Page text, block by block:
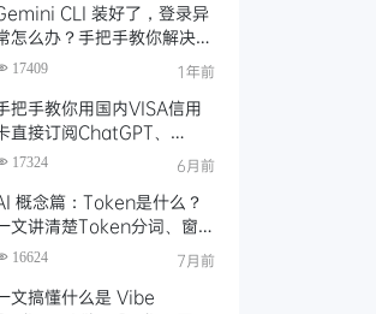
CLI 装好了，登录异
怎么办？手把手教你解决
CLI 登录问题
17409 1年前
把手教你用国内VISA信用
直接订阅ChatGPT、
、Google Gemini
17324 6月前
概念篇：Token是什么？
文讲清楚Token分词、窗
、计费与常用计算工具
16624 7月前
文搞懂什么是 Vibe